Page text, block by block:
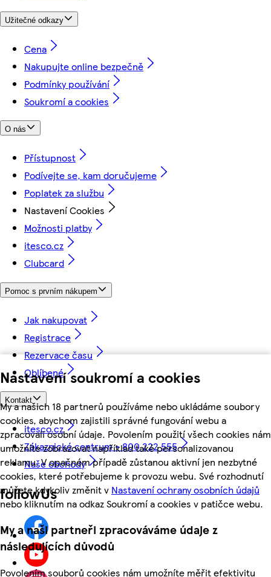
Nastavení soukromí a cookies
My a našich 18 partnerů používáme nebo ukládáme soubory
cookies, abychom zajistili správné fungování webu a
zpracovali osobní údaje. Povolením použití všech cookies nám
umožníte zobrazovat například také personalizovanou
reklamu. V opačném případě zůstanou aktivní jen nezbytné
cookies, které potřebujeme k provozu webu. Své rozhodnutí
můžete kdykoliv změnit v Nastavení ochrany osobních údajů
nebo kliknutím na odkaz Soukromí a cookies v patičce webu.
My a naši partneři zpracováváme údaje z
následujících důvodů
Povolením souborů cookies nám umožníte měřit efektivitu
Užitečné odkazy
Cena
Nakupujte online bezpečně
Podmínky používání
Soukromí a cookies
O nás
Přístupnost
Podívejte se, kam doručujeme
Poplatek za službu
Nastavení Cookies
Možnosti platby
itesco.cz
Clubcard
Pomoc s prvním nákupem
Jak nakupovat
Registrace
Rezervace času
Oblíbené
Kontakt
itesco.cz
Zákaznické centrum - 800 222 555
Naše obchody
followUs